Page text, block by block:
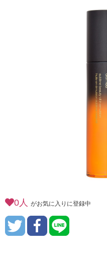
0人 がお気に入りに登録中